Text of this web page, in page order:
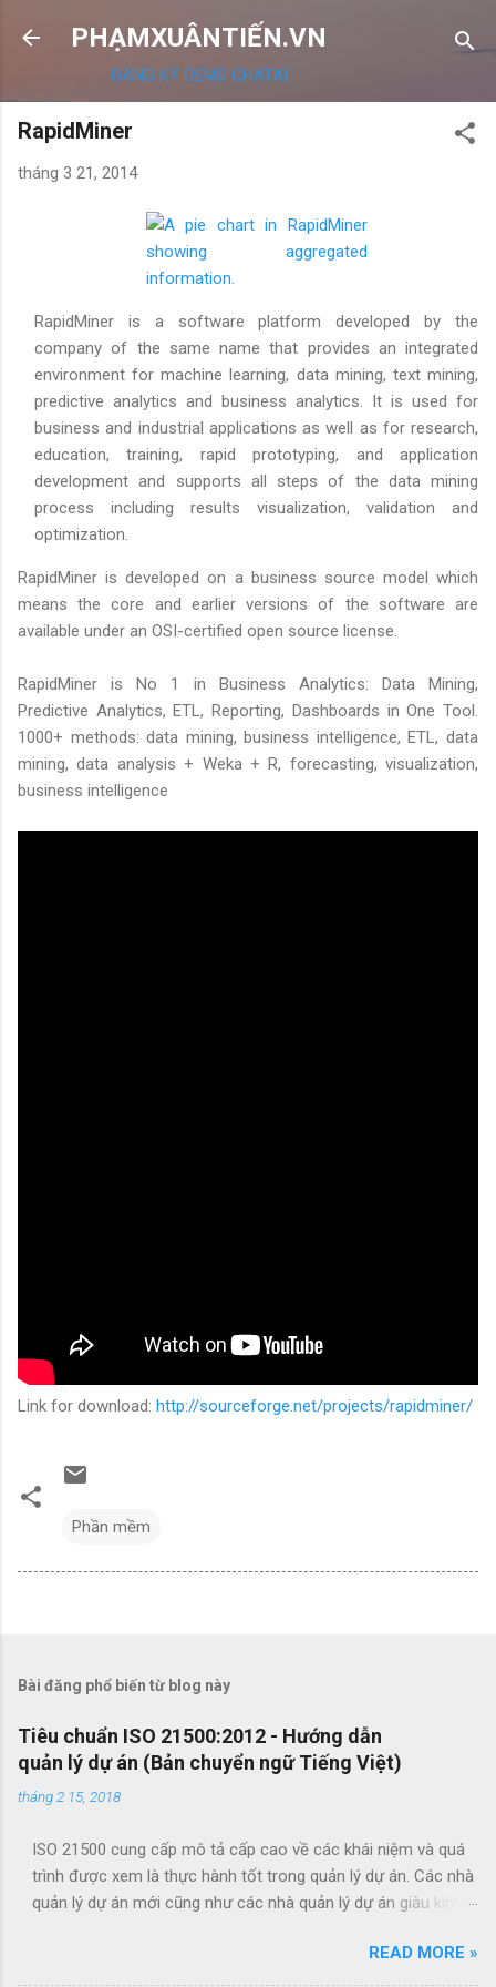
Chuyển đến nội dung chính
PHẠMXUÂNTIẾN.VN
ĐĂNG KÝ OEMS CHATAI
RapidMiner
tháng 3 21, 2014
RapidMiner is a software platform developed by the
company of the same name that provides an integrated
environment for machine learning, data mining, text mining,
predictive analytics and business analytics. It is used for
business and industrial applications as well as for research,
education, training, rapid prototyping, and application
development and supports all steps of the data mining
process including results visualization, validation and
optimization.
RapidMiner is developed on a business source model which
means the core and earlier versions of the software are
available under an OSI-certified open source license.
RapidMiner is No 1 in Business Analytics: Data Mining,
Predictive Analytics, ETL, Reporting, Dashboards in One Tool.
1000+ methods: data mining, business intelligence, ETL, data
mining, data analysis + Weka + R, forecasting, visualization,
business intelligence
Link for download: http://sourceforge.net/projects/rapidminer/
Phần mềm
Bài đăng phổ biến từ blog này
Tiêu chuẩn ISO 21500:2012 - Hướng dẫn
quản lý dự án (Bản chuyển ngữ Tiếng Việt)
tháng 2 15, 2018
ISO 21500 cung cấp mô tả cấp cao về các khái niệm và quá
trình được xem là thực hành tốt trong quản lý dự án. Các nhà
quản lý dự án mới cũng như các nhà quản lý dự án giàu kinh
chuẩn này để cải thiện thành công của dự án và đạt được kết
quả kinh doanh. Các lợi ích của ISO 21500 bao gồm: Khuyến
READ MORE »